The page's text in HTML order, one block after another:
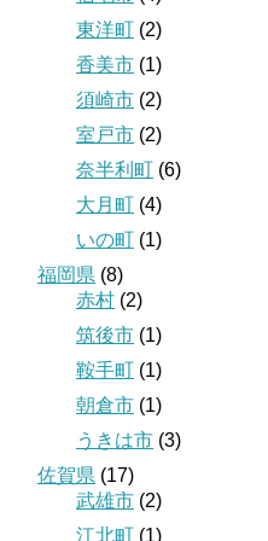
東洋町 (2)
香美市 (1)
須崎市 (2)
室戸市 (2)
奈半利町 (6)
大月町 (4)
いの町 (1)
福岡県 (8)
赤村 (2)
筑後市 (1)
鞍手町 (1)
朝倉市 (1)
うきは市 (3)
佐賀県 (17)
武雄市 (2)
江北町 (1)